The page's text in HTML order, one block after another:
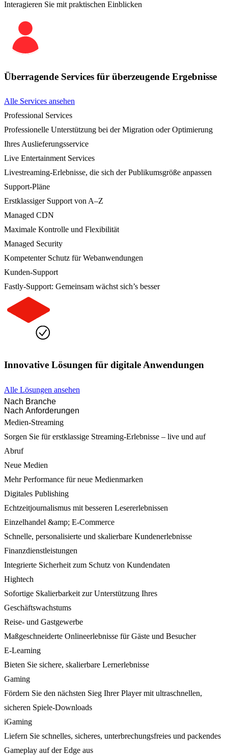
Interagieren Sie mit praktischen Einblicken
Überragende Services für überzeugende Ergebnisse
Alle Services ansehen
Professional Services
Professionelle Unterstützung bei der Migration oder Optimierung
Ihres Auslieferungsservice
Live Entertainment Services
Livestreaming-Erlebnisse, die sich der Publikumsgröße anpassen
Support-Pläne
Erstklassiger Support von A–Z
Managed CDN
Maximale Kontrolle und Flexibilität
Managed Security
Kompetenter Schutz für Webanwendungen
Kunden-Support
Fastly-Support: Gemeinsam wächst sich’s besser
Innovative Lösungen für digitale Anwendungen
Alle Lösungen ansehen
Nach Branche
Nach Anforderungen
Medien-Streaming
Sorgen Sie für erstklassige Streaming-Erlebnisse – live und auf
Abruf
Neue Medien
Mehr Performance für neue Medienmarken
Digitales Publishing
Echtzeitjournalismus mit besseren Lesererlebnissen
Einzelhandel &amp; E-Commerce
Schnelle, personalisierte und skalierbare Kundenerlebnisse
Finanzdienstleistungen
Integrierte Sicherheit zum Schutz von Kundendaten
Hightech
Sofortige Skalierbarkeit zur Unterstützung Ihres
Geschäftswachstums
Reise- und Gastgewerbe
Maßgeschneiderte Onlineerlebnisse für Gäste und Besucher
E-Learning
Bieten Sie sichere, skalierbare Lernerlebnisse
Gaming
Fördern Sie den nächsten Sieg Ihrer Player mit ultraschnellen,
sicheren Spiele-Downloads
iGaming
Liefern Sie schnelles, sicheres, unterbrechungsfreies und packendes
Gameplay auf der Edge aus